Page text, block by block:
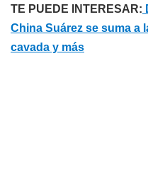
TE PUEDE INTERESAR:
China Suárez se suma a
cavada y más